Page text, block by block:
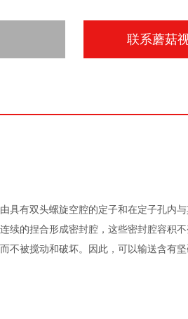
联系蘑菇
由具有双头螺旋空腔的定子和在定子孔内
的捏合形成密封腔，这些密封腔容积不
搅动和破坏。因此，可以输送含